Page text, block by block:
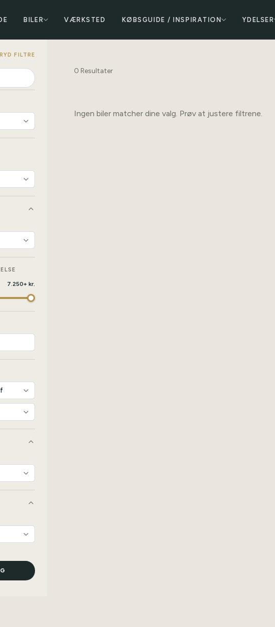
BILER VÆRKSTED KØBSGUIDE / INSPIRATION YDELSER
RYD FILTRE
7.250+ kr.
0 Resultater
Ingen biler matcher dine valg. Prøv at justere filtrene.